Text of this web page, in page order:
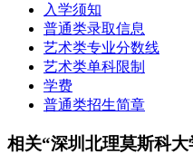
入学须知
普通类录取信息
艺术类专业分数线
艺术类单科限制
学费
普通类招生简章
相关“深圳北理莫斯科